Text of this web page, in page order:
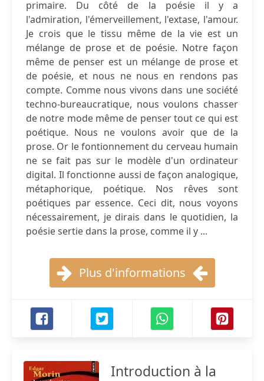
primaire. Du côté de la poésie il y a
l'admiration, l'émerveillement, l'extase, l'amour.
Je crois que le tissu même de la vie est un
mélange de prose et de poésie. Notre façon
même de penser est un mélange de prose et
de poésie, et nous ne nous en rendons pas
compte. Comme nous vivons dans une société
techno-bureaucratique, nous voulons chasser
de notre mode même de penser tout ce qui est
poétique. Nous ne voulons avoir que de la
prose. Or le fontionnement du cerveau humain
ne se fait pas sur le modèle d'un ordinateur
digital. Il fonctionne aussi de façon analogique,
métaphorique, poétique. Nos rêves sont
poétiques par essence. Ceci dit, nous voyons
nécessairement, je dirais dans le quotidien, la
poésie sertie dans la prose, comme il y ...
Plus d'informations
Introduction à la